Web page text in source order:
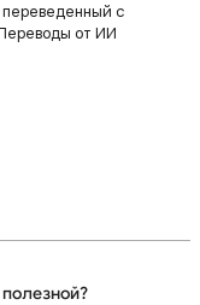
с
от ИИ